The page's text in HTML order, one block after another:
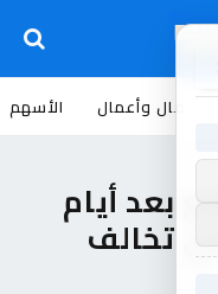
مال وأعمال الأسهم
بعد أيام
تخالف